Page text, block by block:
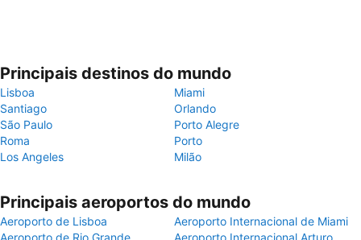
Principais destinos do mundo
Lisboa
Miami
Santiago
Orlando
São Paulo
Porto Alegre
Roma
Porto
Los Angeles
Milão
Principais aeroportos do mundo
Aeroporto de Lisboa
Aeroporto Internacional de Miami
Aeroporto de Rio Grande
Aeroporto Internacional Arturo